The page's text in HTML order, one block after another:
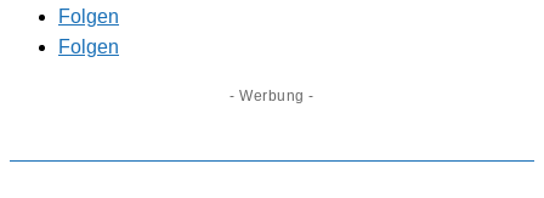
Folgen
Folgen
- Werbung -